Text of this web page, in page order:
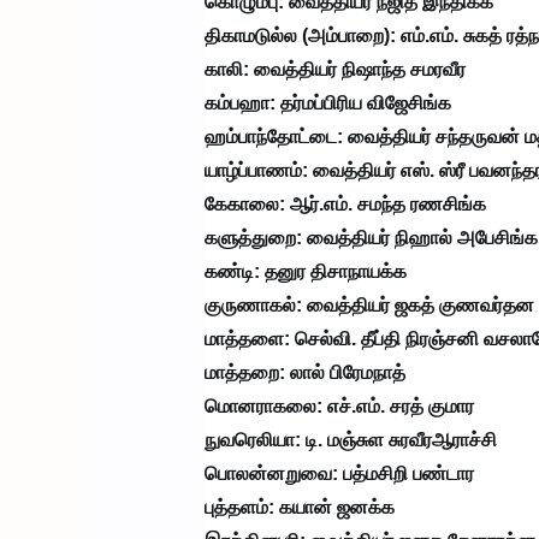
திகாமடுல்ல (அம்பாறை): எம்.எம். சுகத்
காலி: வைத்தியர் நிஷாந்த சமரவீர
கம்பஹா: தர்மப்பிரிய விஜேசிங்க
ஹம்பாந்தோட்டை: வைத்தியர் சந்தருவன்
யாழ்ப்பாணம்: வைத்தியர் எஸ். ஸ்ரீ
கேகாலை: ஆர்.எம். சமந்த ரணசிங்க
களுத்துறை: வைத்தியர் நிஹால் அபேசிங்க
கண்டி: தனுர திசாநாயக்க
குருணாகல்: வைத்தியர் ஜகத் குணவர்தன
மாத்தளை: செல்வி. தீப்தி நிரஞ்சனி
மாத்தறை: லால் பிரேமநாத்
மொனராகலை: எச்.எம். சரத் குமார
நுவரெலியா: டி. மஞ்சுள சுரவீரஆராச்சி
பொலன்னறுவை: பத்மசிறி பண்டார
புத்தளம்: கயான் ஜனக்க